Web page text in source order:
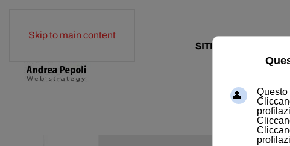
Skip to main content
SITI WEB